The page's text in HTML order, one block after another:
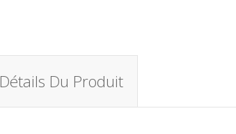
Détails Du Produit